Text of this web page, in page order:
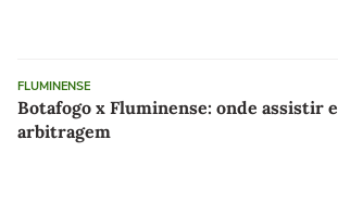
FLUMINENSE
Botafogo x Fluminense: onde assistir e
arbitragem